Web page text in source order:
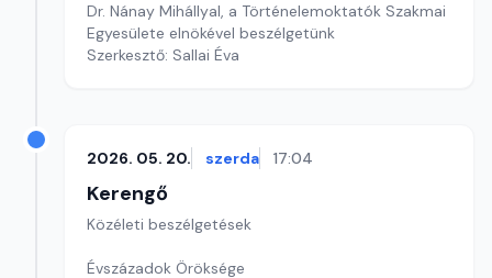
Dr. Nánay Mihállyal, a Történelemoktatók Szakmai
Egyesülete elnökével beszélgetünk
Szerkesztő: Sallai Éva
2026. 05. 20. szerda 17:04
Kerengő
Közéleti beszélgetések
Évszázadok Öröksége